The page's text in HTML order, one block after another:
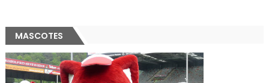
MASCOTES